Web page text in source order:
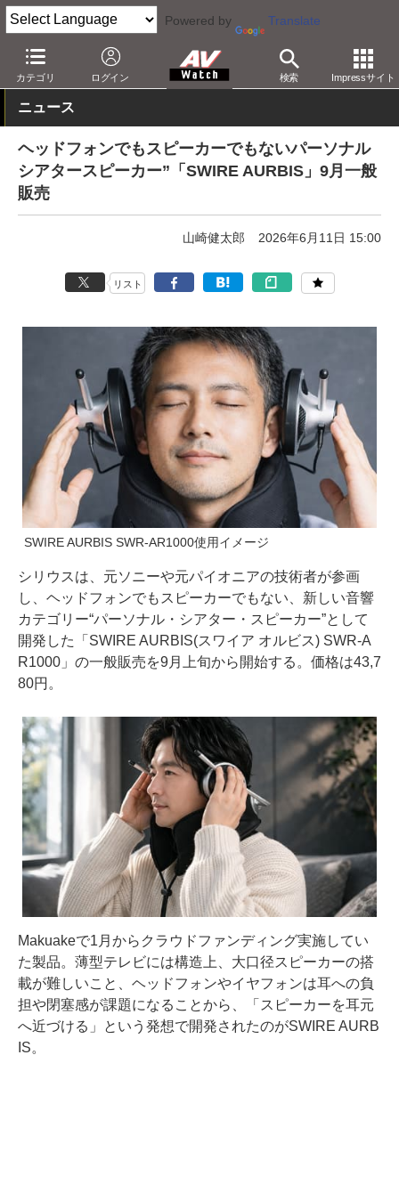
Powered by Translate
カテゴリ ログイン 検索 Impressサイト
AV Watch 製品 Bluetoothスピーカー
ニュース
ヘッドフォンでもスピーカーでもないパーソナル
シアタースピーカー”「SWIRE AURBIS」9月一般
販売
山崎健太郎 2026年6月11日 15:00
リスト
SWIRE AURBIS SWR-AR1000使用イメージ
シリウスは、元ソニーや元パイオニアの技術者が参画
し、ヘッドフォンでもスピーカーでもない、新しい音響
カテゴリー“パーソナル・シアター・スピーカー”として
開発した「SWIRE AURBIS(スワイア オルビス) SWR-A
R1000」の一般販売を9月上旬から開始する。価格は43,7
80円。
Makuakeで1月からクラウドファンディング実施してい
た製品。薄型テレビには構造上、大口径スピーカーの搭
載が難しいこと、ヘッドフォンやイヤフォンは耳への負
担や閉塞感が課題になることから、「スピーカーを耳元
へ近づける」という発想で開発されたのがSWIRE AURB
IS。